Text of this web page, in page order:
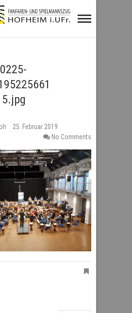
und
25. Februar 2019
No Comments